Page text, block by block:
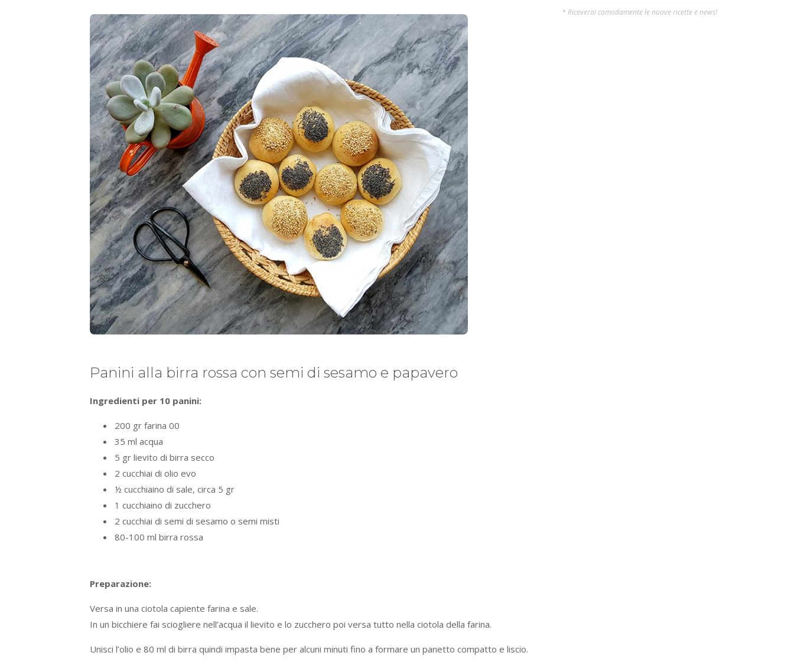
Panini alla birra rossa con semi di sesamo e papavero
Ingredienti per 10 panini:
200 gr farina 00
35 ml acqua
5 gr lievito di birra secco
2 cucchiai di olio evo
½ cucchiaino di sale, circa 5 gr
1 cucchiaino di zucchero
2 cucchiai di semi di sesamo o semi misti
80-100 ml birra rossa
Preparazione:
Versa in una ciotola capiente farina e sale.
In un bicchiere fai sciogliere nell’acqua il lievito e lo zucchero poi versa tutto nella ciotola della farina.
Unisci l’olio e 80 ml di birra quindi impasta bene per alcuni minuti fino a formare un panetto compatto e liscio.
* Riceverai comodamente le nuove ricette e news!